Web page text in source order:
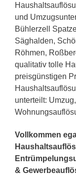
und
Bühlerzell
Säghalden,
Röhmen,
qualitativ tolle
preisgünstigen
unterteilt:
Vollkommen
&